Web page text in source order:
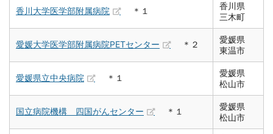
香川大学医学部附属病院 ＊１
香川県
三木町
愛媛大学医学部附属病院PETセンター ＊２
愛媛県
東温市
愛媛県立中央病院 ＊１
愛媛県
松山市
国立病院機構 四国がんセンター ＊１
愛媛県
松山市